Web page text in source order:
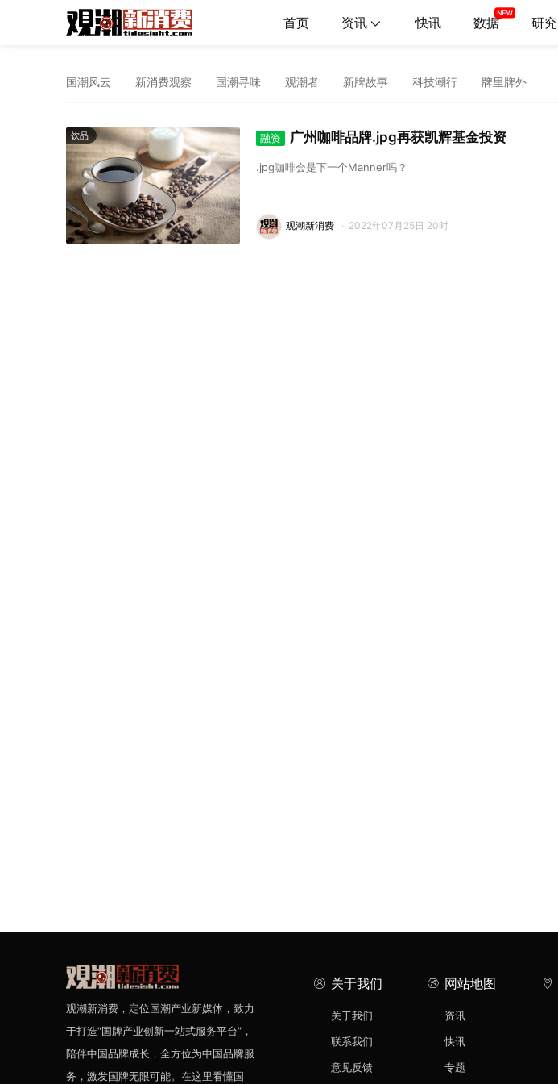
首页 资讯 快讯 数据 研究
国潮风云 新消费观察 国潮寻味 观潮者 新牌故事 科技潮行 牌里牌外
饮品 融资 广州咖啡品牌.jpg再获凯辉基金投资
.jpg咖啡会是下一个Manner吗？
观潮新消费 · 2022年07月25日 20时
观潮新消费，定位国潮产业新媒体，致力
于打造“国牌产业创新一站式服务平台”，
陪伴中国品牌成长，全方位为中国品牌服
务，激发国牌无限可能。在这里看懂国
关于我们
关于我们
联系我们
意见反馈
网站地图
资讯
快讯
专题